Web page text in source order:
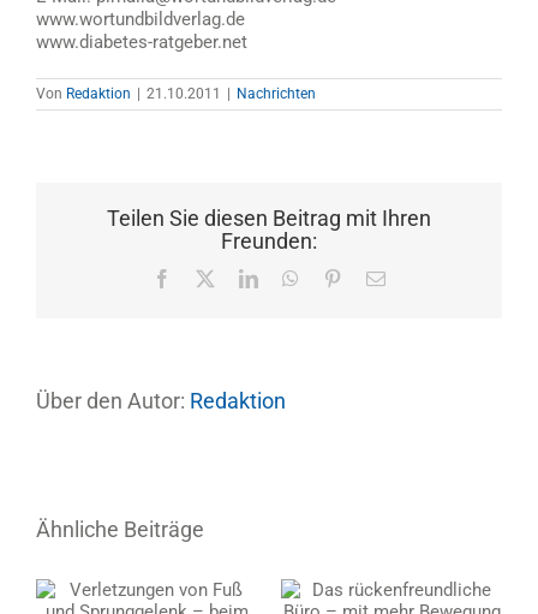
www.wortundbildverlag.de
www.diabetes-ratgeber.net
Von Redaktion | 21.10.2011 | Nachrichten
Teilen Sie diesen Beitrag mit Ihren
Freunden:
Facebook LinkedInWhatsApp
Pinterest
E-
Über den Autor: Redaktion
Ähnliche Beiträge